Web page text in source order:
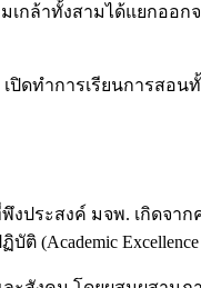
เกล้าทั้งสามได้แยกออ
ดทำการเรียนการสอน
ะสงค์ มจพ. เกิดจากค
Excellence